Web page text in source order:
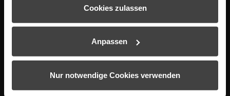
Trigger Symbol ändern oder widerrufen
Informationen über Ihre geografische Lage erfassen,
welche bis auf einige Meter genau sein können
Ihr Gerät durch aktives Scannen nach bestimmten
Cookies zulassen
Anpassen
Nur notwendige Cookies verwenden
HOTEL THERME BAD TEINACH
75385 Bad Teinach